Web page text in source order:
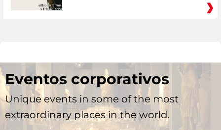
Eventos corporativos
Unique events in some of the most
extraordinary places in the world.